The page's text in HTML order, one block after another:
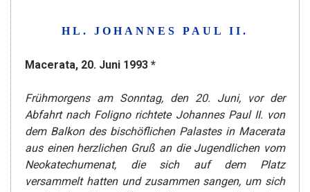
HL. JOHANNES PAUL II.
Macerata, 20. Juni 1993 *
Frühmorgens am Sonntag, den 20. Juni, vor der
Abfahrt nach Foligno richtete Johannes Paul II. von
dem Balkon des bischöflichen Palastes in Macerata
aus einen herzlichen Gruß an die Jugendlichen vom
Neokatechumenat, die sich auf dem Platz
versammelt hatten und zusammen sangen, um sich